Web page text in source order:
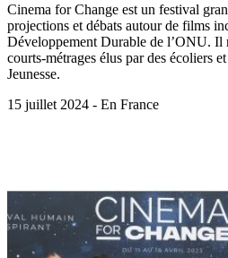
Cinema for Change est un festival
projections et débats autour de films
Développement Durable de l’ONU. Il
courts-métrages élus par des écoliers
Jeunesse.
15 juillet 2024 - En France